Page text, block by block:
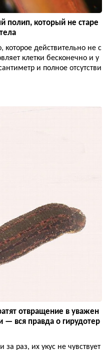
полип, который не старе
действительно не с
клетки бесконечно и у
и полное отсутстви
отвращение в уважен
— вся правда о гирудотер
раз, их укус не чувствует